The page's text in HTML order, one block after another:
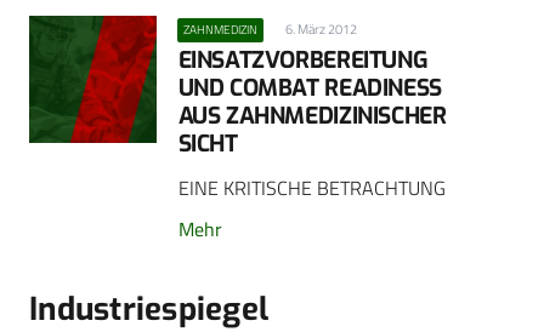
ZAHNMEDIZIN 6. März 2012
EINSATZVORBEREITUNG
UND COMBAT READINESS
AUS ZAHNMEDIZINISCHER
SICHT
EINE KRITISCHE BETRACHTUNG
Mehr
Industriespiegel